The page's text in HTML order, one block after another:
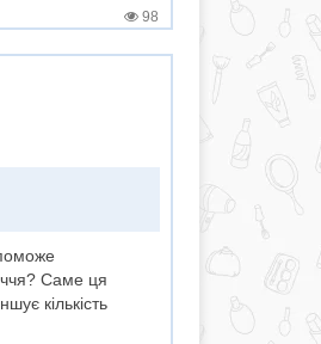
98
Саме ця
кількість